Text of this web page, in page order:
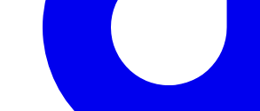
Непосредственное комплектование
несколько часов до указанного
если заказ был полностью оформлен,
работу.
Клиент может изменять любую